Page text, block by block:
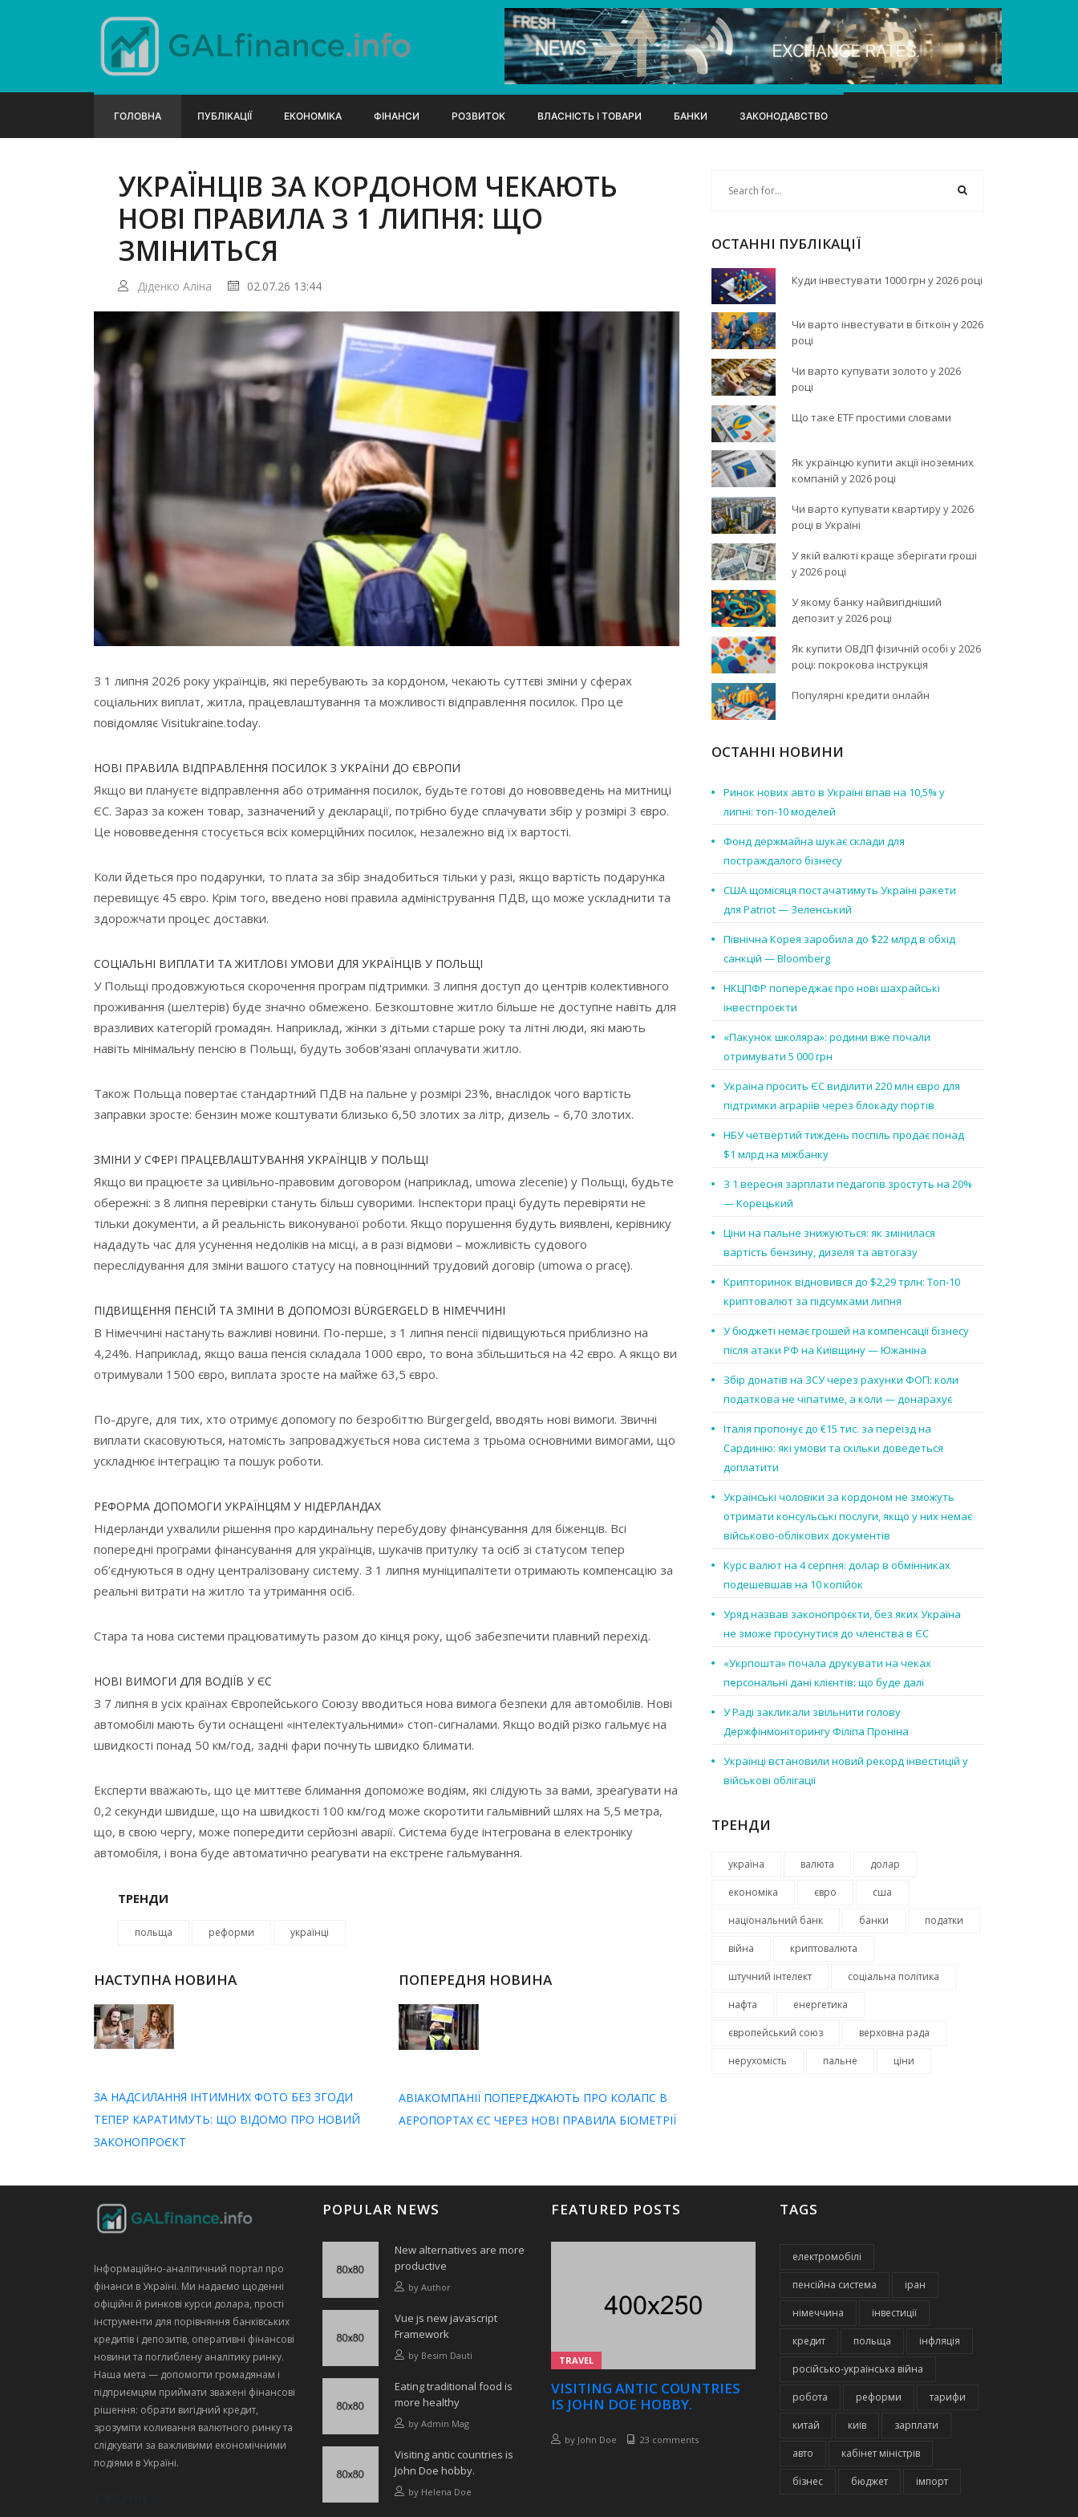
ГОЛОВНА ПУБЛІКАЦІЇ ЕКОНОМІКА ФІНАНСИ РОЗВИТОК ВЛАСНІСТЬ І ТОВАРИ БАНКИ ЗАКОНОДАВСТВО
УКРАЇНЦІВ ЗА КОРДОНОМ ЧЕКАЮТЬ
НОВІ ПРАВИЛА З 1 ЛИПНЯ: ЩО
ЗМІНИТЬСЯ
Діденко Аліна 02.07.26 13:44
З 1 липня 2026 року українців, які перебувають за кордоном, чекають суттєві зміни у сферах
соціальних виплат, житла, працевлаштування та можливості відправлення посилок. Про це
повідомляє Visitukraine.today.
НОВІ ПРАВИЛА ВІДПРАВЛЕННЯ ПОСИЛОК З УКРАЇНИ ДО ЄВРОПИ
Якщо ви плануєте відправлення або отримання посилок, будьте готові до нововведень на митниці
ЄС. Зараз за кожен товар, зазначений у декларації, потрібно буде сплачувати збір у розмірі 3 євро.
Це нововведення стосується всіх комерційних посилок, незалежно від їх вартості.
Коли йдеться про подарунки, то плата за збір знадобиться тільки у разі, якщо вартість подарунка
перевищує 45 євро. Крім того, введено нові правила адміністрування ПДВ, що може ускладнити та
здорожчати процес доставки.
СОЦІАЛЬНІ ВИПЛАТИ ТА ЖИТЛОВІ УМОВИ ДЛЯ УКРАЇНЦІВ У ПОЛЬЩІ
У Польщі продовжуються скорочення програм підтримки. З липня доступ до центрів колективного
проживання (шелтерів) буде значно обмежено. Безкоштовне житло більше не доступне навіть для
вразливих категорій громадян. Наприклад, жінки з дітьми старше року та літні люди, які мають
навіть мінімальну пенсію в Польщі, будуть зобов'язані оплачувати житло.
Також Польща повертає стандартний ПДВ на пальне у розмірі 23%, внаслідок чого вартість
заправки зросте: бензин може коштувати близько 6,50 злотих за літр, дизель – 6,70 злотих.
ЗМІНИ У СФЕРІ ПРАЦЕВЛАШТУВАННЯ УКРАЇНЦІВ У ПОЛЬЩІ
Якщо ви працюєте за цивільно-правовим договором (наприклад, umowa zlecenie) у Польщі, будьте
обережні: з 8 липня перевірки стануть більш суворими. Інспектори праці будуть перевіряти не
тільки документи, а й реальність виконуваної роботи. Якщо порушення будуть виявлені, керівнику
нададуть час для усунення недоліків на місці, а в разі відмови – можливість судового
переслідування для зміни вашого статусу на повноцінний трудовий договір (umowa o pracę).
ПІДВИЩЕННЯ ПЕНСІЙ ТА ЗМІНИ В ДОПОМОЗІ BÜRGERGELD В НІМЕЧЧИНІ
В Німеччині настануть важливі новини. По-перше, з 1 липня пенсії підвищуються приблизно на
4,24%. Наприклад, якщо ваша пенсія складала 1000 євро, то вона збільшиться на 42 євро. А якщо ви
отримували 1500 євро, виплата зросте на майже 63,5 євро.
По-друге, для тих, хто отримує допомогу по безробіттю Bürgergeld, вводять нові вимоги. Звичні
виплати скасовуються, натомість запроваджується нова система з трьома основними вимогами, що
ускладнює інтеграцію та пошук роботи.
РЕФОРМА ДОПОМОГИ УКРАЇНЦЯМ У НІДЕРЛАНДАХ
Нідерланди ухвалили рішення про кардинальну перебудову фінансування для біженців. Всі
попередні програми фінансування для українців, шукачів притулку та осіб зі статусом тепер
об’єднуються в одну централізовану систему. З 1 липня муніципалітети отримають компенсацію за
реальні витрати на житло та утримання осіб.
Стара та нова системи працюватимуть разом до кінця року, щоб забезпечити плавний перехід.
НОВІ ВИМОГИ ДЛЯ ВОДІЇВ У ЄС
З 7 липня в усіх країнах Європейського Союзу вводиться нова вимога безпеки для автомобілів. Нові
автомобілі мають бути оснащені «інтелектуальними» стоп-сигналами. Якщо водій різко гальмує на
швидкості понад 50 км/год, задні фари почнуть швидко блимати.
Експерти вважають, що це миттєве блимання допоможе водіям, які слідують за вами, зреагувати на
0,2 секунди швидше, що на швидкості 100 км/год може скоротити гальмівний шлях на 5,5 метра,
що, в свою чергу, може попередити серйозні аварії. Система буде інтегрована в електроніку
автомобіля, і вона буде автоматично реагувати на екстрене гальмування.
ТРЕНДИ
польща реформи українці
НАСТУПНА НОВИНА
ЗА НАДСИЛАННЯ ІНТИМНИХ ФОТО БЕЗ ЗГОДИ
ТЕПЕР КАРАТИМУТЬ: ЩО ВІДОМО ПРО НОВИЙ
ЗАКОНОПРОЄКТ
ПОПЕРЕДНЯ НОВИНА
АВІАКОМПАНІЇ ПОПЕРЕДЖАЮТЬ ПРО КОЛАПС В
АЕРОПОРТАХ ЄС ЧЕРЕЗ НОВІ ПРАВИЛА БІОМЕТРІЇ
ОСТАННІ ПУБЛІКАЦІЇ
Куди інвестувати 1000 грн у 2026 році
Чи варто інвестувати в біткоїн у 2026
році
Чи варто купувати золото у 2026
році
Що таке ETF простими словами
Як українцю купити акції іноземних
компаній у 2026 році
Чи варто купувати квартиру у 2026
році в Україні
У якій валюті краще зберігати гроші
у 2026 році
У якому банку найвигідніший
депозит у 2026 році
Як купити ОВДП фізичній особі у 2026
році: покрокова інструкція
Популярні кредити онлайн
ОСТАННІ НОВИНИ
Ринок нових авто в Україні впав на 10,5% у
липні: топ-10 моделей
Фонд держмайна шукає склади для
постраждалого бізнесу
США щомісяця постачатимуть Україні ракети
для Patriot — Зеленський
Північна Корея заробила до $22 млрд в обхід
санкцій — Bloomberg
НКЦПФР попереджає про нові шахрайські
інвестпроєкти
«Пакунок школяра»: родини вже почали
отримувати 5 000 грн
Україна просить ЄС виділити 220 млн євро для
підтримки аграріїв через блокаду портів
НБУ четвертий тиждень поспіль продає понад
$1 млрд на міжбанку
З 1 вересня зарплати педагогів зростуть на 20%
— Корецький
Ціни на пальне знижуються: як змінилася
вартість бензину, дизеля та автогазу
Крипторинок відновився до $2,29 трлн: Топ-10
криптовалют за підсумками липня
У бюджеті немає грошей на компенсації бізнесу
після атаки РФ на Київщину — Южаніна
Збір донатів на ЗСУ через рахунки ФОП: коли
податкова не чіпатиме, а коли — донарахує
Італія пропонує до €15 тис. за переїзд на
Сардинію: які умови та скільки доведеться
доплатити
Українські чоловіки за кордоном не зможуть
отримати консульські послуги, якщо у них немає
військово-облікових документів
Курс валют на 4 серпня: долар в обмінниках
подешевшав на 10 копійок
Уряд назвав законопроєкти, без яких Україна
не зможе просунутися до членства в ЄС
«Укрпошта» почала друкувати на чеках
персональні дані клієнтів: що буде далі
У Раді закликали звільнити голову
Держфінмоніторингу Філіпа Проніна
Українці встановили новий рекорд інвестицій у
військові облігації
ТРЕНДИ
україна валюта долар
економіка євро сша
національний банк банки податки
війна криптовалюта
штучний інтелект соціальна політика
нафта енергетика
європейський союз верховна рада
нерухомість пальне ціни
Інформаційно‑аналітичний портал про
фінанси в Україні. Ми надаємо щоденні
офіційні й ринкові курси долара, прості
інструменти для порівняння банківських
кредитів і депозитів, оперативні фінансові
новини та поглиблену аналітику ринку.
Наша мета — допомогти громадянам і
підприємцям приймати зважені фінансові
рішення: обрати вигідний кредит,
зрозуміти коливання валютного ринку та
слідкувати за важливими економічними
подіями в Україні.
POPULAR NEWS
New alternatives are more
productive
by Author
Vue js new javascript
Framework
by Besim Dauti
Eating traditional food is
more healthy
by Admin Mag
Visiting antic countries is
John Doe hobby.
by Helena Doe
FEATURED POSTS
TRAVEL
VISITING ANTIC COUNTRIES
IS JOHN DOE HOBBY.
by John Doe 23 comments
TAGS
електромобілі
пенсійна система іран
німеччина інвестиції
кредит польща інфляція
російсько-українська війна
робота реформи тарифи
китай київ зарплати
авто кабінет міністрів
бізнес бюджет імпорт